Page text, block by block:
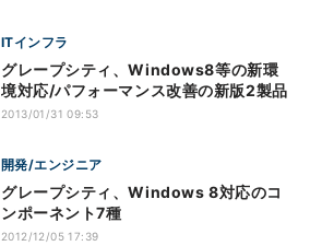
ITインフラ
グレープシティ、Windows8等の新環
境対応/パフォーマンス改善の新版2製品
2013/01/31 09:53
開発/エンジニア
グレープシティ、Windows 8対応のコ
ンポーネント7種
2012/12/05 17:39